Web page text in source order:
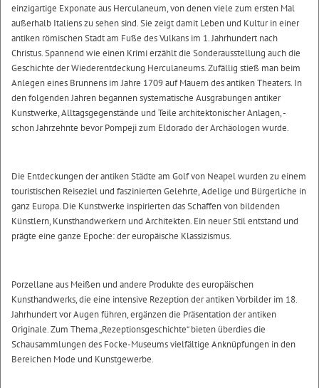
einzigartige Exponate aus Herculaneum, von denen viele zum ersten Mal
außerhalb Italiens zu sehen sind. Sie zeigt damit Leben und Kultur in einer
antiken römischen Stadt am Fuße des Vulkans im 1. Jahrhundert nach
Christus. Spannend wie einen Krimi erzählt die Sonderausstellung auch die
Geschichte der Wiederentdeckung Herculaneums. Zufällig stieß man beim
Anlegen eines Brunnens im Jahre 1709 auf Mauern des antiken Theaters. In
den folgenden Jahren begannen systematische Ausgrabungen antiker
Kunstwerke, Alltagsgegenstände und Teile architektonischer Anlagen, -
schon Jahrzehnte bevor Pompeji zum Eldorado der Archäologen wurde.
Die Entdeckungen der antiken Städte am Golf von Neapel wurden zu einem
touristischen Reiseziel und faszinierten Gelehrte, Adelige und Bürgerliche in
ganz Europa. Die Kunstwerke inspirierten das Schaffen von bildenden
Künstlern, Kunsthandwerkern und Architekten. Ein neuer Stil entstand und
prägte eine ganze Epoche: der europäische Klassizismus.
Porzellane aus Meißen und andere Produkte des europäischen
Kunsthandwerks, die eine intensive Rezeption der antiken Vorbilder im 18.
Jahrhundert vor Augen führen, ergänzen die Präsentation der antiken
Originale. Zum Thema „Rezeptionsgeschichte“ bieten überdies die
Schausammlungen des Focke-Museums vielfältige Anknüpfungen in den
Bereichen Mode und Kunstgewerbe.